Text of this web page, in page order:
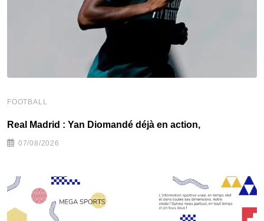
FOOTBALL
Real Madrid : Yan Diomandé déjà en action,
07/08/2026